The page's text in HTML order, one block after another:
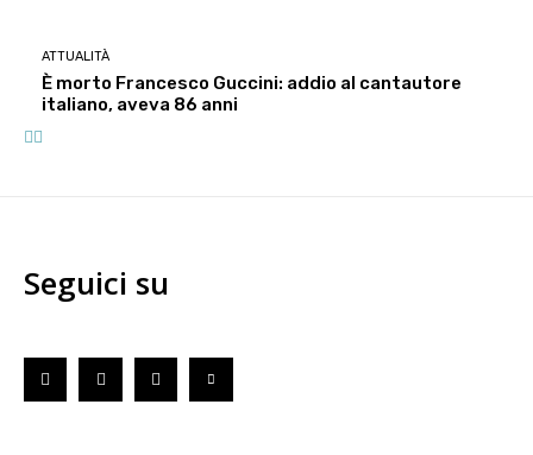
ATTUALITÀ
È morto Francesco Guccini: addio al cantautore
italiano, aveva 86 anni
Seguici su